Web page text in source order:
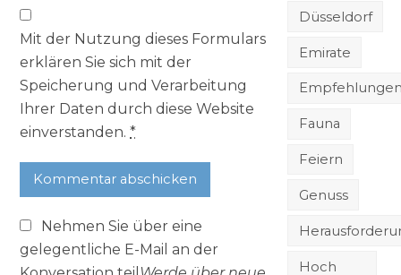
Mit der Nutzung dieses Formulars
erklären Sie sich mit der
Speicherung und Verarbeitung
Ihrer Daten durch diese Website
einverstanden.*
Nehmen Sie über eine
gelegentliche E-Mail an der
Düsseldorf
Emirate
Fauna
Feiern
Genuss
Hoch